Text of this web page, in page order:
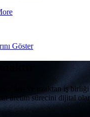
Göster
ve uzaktan iş birliği
üretim sürecini dijital